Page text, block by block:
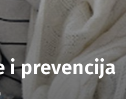
i prevencija